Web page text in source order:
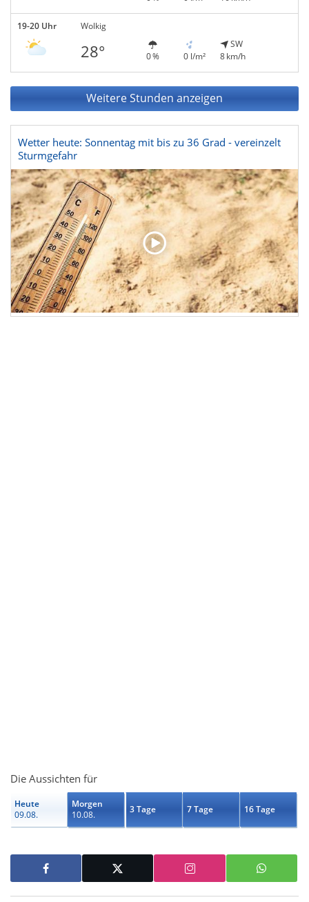
19-20 Uhr Wolkig
28° 0 % 0 l/m²
SW
8 km/h
Weitere Stunden anzeigen
Wetter heute: Sonnentag mit bis zu 36 Grad - vereinzelt
Sturmgefahr
Die Aussichten für
Heute
09.08.
Morgen
10.08.
3 Tage 7 Tage 16 Tage